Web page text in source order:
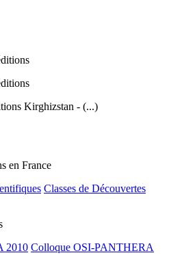
Kirghizstan - (...)
en France
Classes de Découvertes
2010 Colloque OSI-PANTHERA